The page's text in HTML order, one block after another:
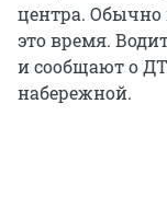
центра. Обычно
это время.
и сообщают о
набережной.